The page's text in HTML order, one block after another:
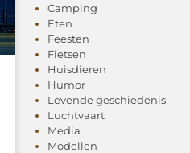
Camping
Eten
Feesten
Fietsen
Huisdieren
Humor
Levende geschiedenis
Luchtvaart
Media
Modellen